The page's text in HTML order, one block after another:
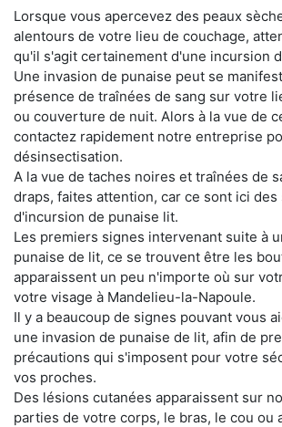
Lorsque vous apercevez des peaux
alentours de votre lieu de couchage,
qu'il s'agit certainement d'une incursion
Une invasion de punaise peut se
présence de traînées de sang sur votre
ou couverture de nuit. Alors à la vue de
contactez rapidement notre entreprise
désinsectisation.
A la vue de taches noires et traînées de
draps, faites attention, car ce sont ici des
d'incursion de punaise lit.
Les premiers signes intervenant suite à
punaise de lit, ce se trouvent être les
apparaissent un peu n'importe où sur
votre visage à Mandelieu-la-Napoule.
Il y a beaucoup de signes pouvant vous
une invasion de punaise de lit, afin de
précautions qui s'imposent pour votre
vos proches.
Des lésions cutanées apparaissent sur
parties de votre corps, le bras, le cou ou